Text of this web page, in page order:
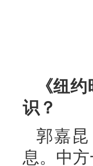
《纽
识？
郭嘉
息。中